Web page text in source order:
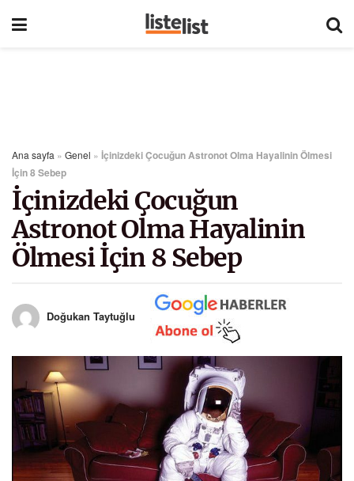
Ana sayfa » Genel » İçinizdeki Çocuğun Astronot Olma Hayalinin Ölmesi
İçin 8 Sebep
İçinizdeki Çocuğun
Astronot Olma Hayalinin
Ölmesi İçin 8 Sebep
Doğukan Taytuğlu